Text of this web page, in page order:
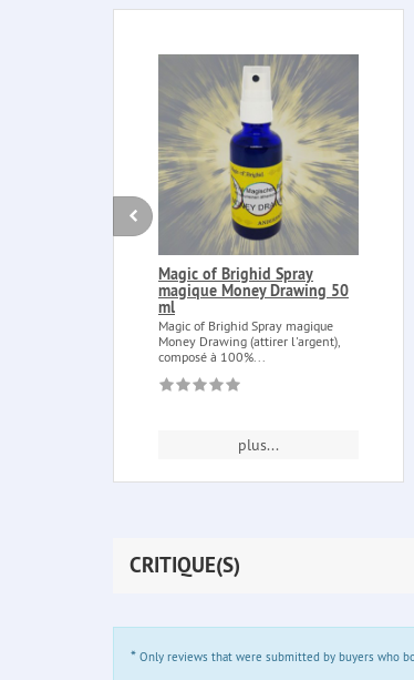
Magic of Brighid Spray
magique Money Drawing 50
ml
Magic of Brighid Spray magique
Money Drawing (attirer l'argent),
composé à 100%...
plus...
CRITIQUE(S)
* Only reviews that were submitted by buyers who